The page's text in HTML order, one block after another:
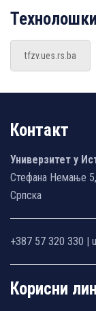
tfzv.ues.rs.ba
Контакт
Универзитет у
Стефана Немање
Српска
+387 57 320 330 |
Корисни